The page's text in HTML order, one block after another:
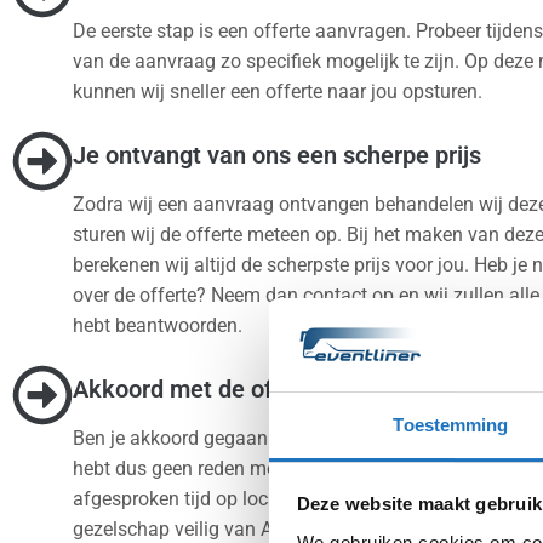
Toestemming
Deze website maakt
De eerste stap is een offerte aanvragen. Probeer
van de aanvraag zo specifiek mogelijk te zijn. Op deze
kunnen wij sneller een offerte naar jou opsturen.
Je ontvangt van ons een scherpe prijs
Zodra wij een aanvraag ontvangen behandelen wij
sturen wij de offerte meteen op. Bij het maken van
berekenen wij altijd de scherpste prijs voor jou. Heb je
over de offerte? Neem dan contact op en wij zullen
hebt beantwoorden.
Akkoord met de offerte? Wij doen de rest.
Ben je akkoord gegaan met de offerte? Dan regelen wij
hebt dus geen reden meer om te stressen. Wij zijn
afgesproken tijd op locatie in Oostzaan en vervoeren
gezelschap veilig van A naar B. Wij regelen alles en jij